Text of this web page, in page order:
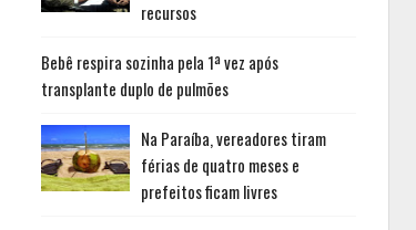
recursos
Bebê respira sozinha pela 1ª vez após
transplante duplo de pulmões
Na Paraíba, vereadores tiram
férias de quatro meses e
prefeitos ficam livres